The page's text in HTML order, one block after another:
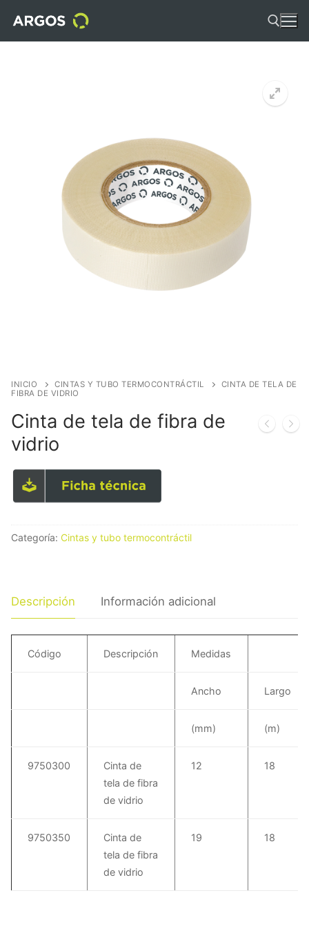
INICIO CINTAS Y TUBO TERMOCONTRÁCTIL
CINTA DE TELA DE
FIBRA DE VIDRIO
Cinta de tela de fibra de
vidrio
Categoría: Cintas y tubo termocontráctil
Descripción Información adicional
Código Descripción Medidas
Ancho Largo
(mm) (m)
9750300
Cinta de
tela de fibra
de vidrio
12 18
9750350
Cinta de
tela de fibra
de vidrio
19 18